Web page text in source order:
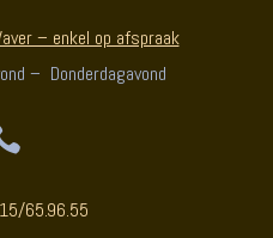
– enkel op afspraak
– Donderdagavond
65.96.55